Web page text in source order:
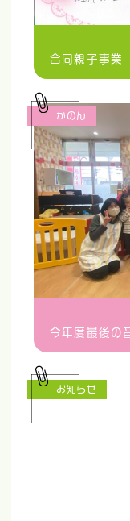
合同親子事業
今年度最後の
かのん
お知らせ